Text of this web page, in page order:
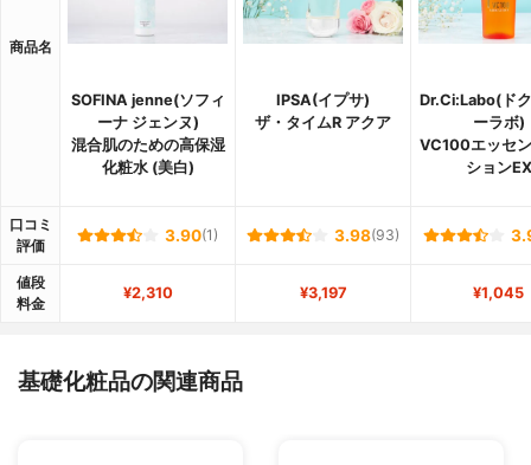
商品名
SOFINA jenne(ソフィ
ーナ ジェンヌ)
混合肌のための高保湿
化粧水 (美白)
IPSA(イプサ)
ザ・タイムR アクア
Dr.Ci:Labo(ド
ーラボ)
VC100エッセ
ションEX
口コミ
評価
3.90(1) 3.98(93)
値段
料金
¥2,310 ¥3,197 ¥1,045
基礎化粧品の関連商品